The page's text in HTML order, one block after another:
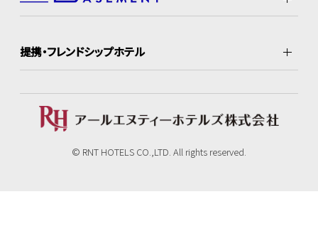
提携・フレンドシップホテル
© RNT HOTELS CO.,LTD. All rights reserved.